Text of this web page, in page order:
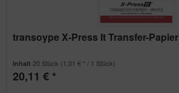
transoype X-Press It Transfer-Papier
Inhalt 20 Stück (1,01 € * / 1 Stück)
20,11 € *